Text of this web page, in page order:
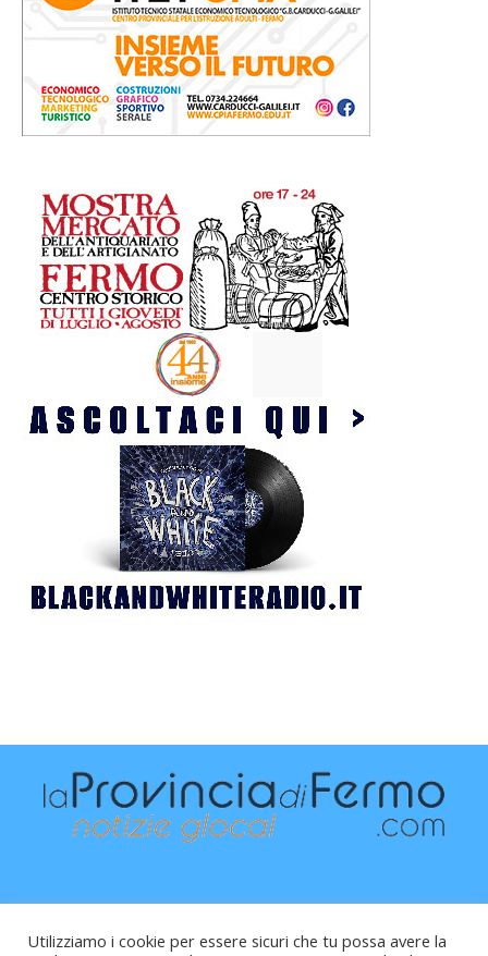
Utilizziamo i cookie per essere sicuri che tu possa avere la